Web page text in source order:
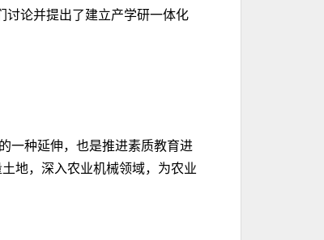
讨论并提出了建立产学研一体化
一种延伸，也是推进素质教育进
地，深入农业机械领域，为农业